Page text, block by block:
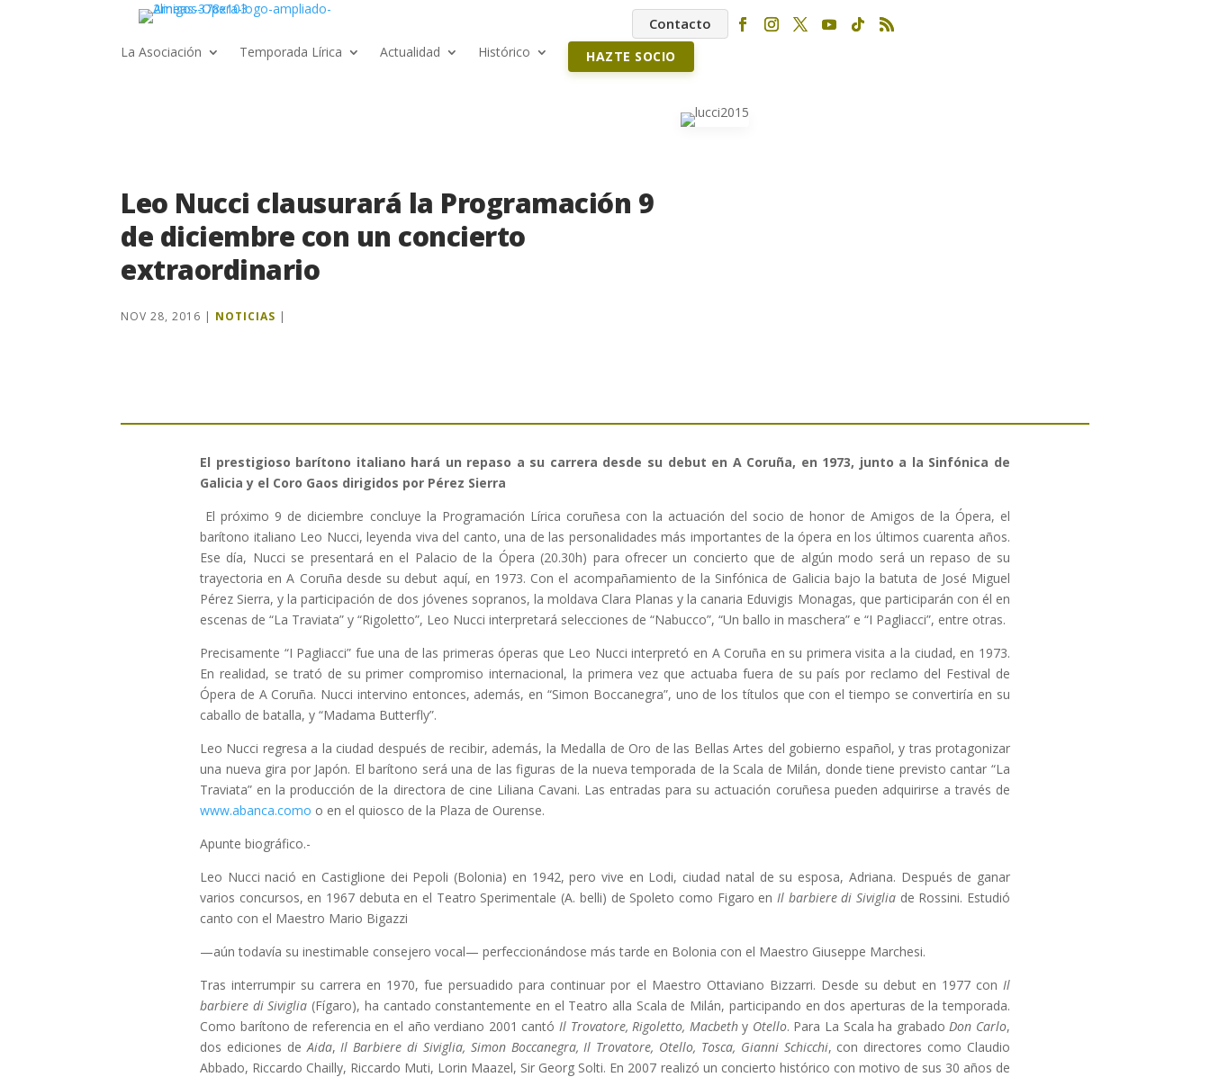
Contacto
La Asociación Temporada Lírica Actualidad Histórico HAZTE SOCIO
Leo Nucci clausurará la Programación 9
de diciembre con un concierto
extraordinario
NOV 28, 2016 | NOTICIAS |
El prestigioso barítono italiano hará un repaso a su carrera desde su debut en A Coruña, en 1973, junto a la Sinfónica de
Galicia y el Coro Gaos dirigidos por Pérez Sierra
El próximo 9 de diciembre concluye la Programación Lírica coruñesa con la actuación del socio de honor de Amigos de la Ópera, el
barítono italiano Leo Nucci, leyenda viva del canto, una de las personalidades más importantes de la ópera en los últimos cuarenta años.
Ese día, Nucci se presentará en el Palacio de la Ópera (20.30h) para ofrecer un concierto que de algún modo será un repaso de su
trayectoria en A Coruña desde su debut aquí, en 1973. Con el acompañamiento de la Sinfónica de Galicia bajo la batuta de José Miguel
Pérez Sierra, y la participación de dos jóvenes sopranos, la moldava Clara Planas y la canaria Eduvigis Monagas, que participarán con él en
escenas de “La Traviata” y “Rigoletto”, Leo Nucci interpretará selecciones de “Nabucco”, “Un ballo in maschera” e “I Pagliacci”, entre otras.
Precisamente “I Pagliacci” fue una de las primeras óperas que Leo Nucci interpretó en A Coruña en su primera visita a la ciudad, en 1973.
En realidad, se trató de su primer compromiso internacional, la primera vez que actuaba fuera de su país por reclamo del Festival de
Ópera de A Coruña. Nucci intervino entonces, además, en “Simon Boccanegra”, uno de los títulos que con el tiempo se convertiría en su
caballo de batalla, y “Madama Butterfly”.
Leo Nucci regresa a la ciudad después de recibir, además, la Medalla de Oro de las Bellas Artes del gobierno español, y tras protagonizar
una nueva gira por Japón. El barítono será una de las figuras de la nueva temporada de la Scala de Milán, donde tiene previsto cantar “La
Traviata” en la producción de la directora de cine Liliana Cavani. Las entradas para su actuación coruñesa pueden adquirirse a través de
www.abanca.como o en el quiosco de la Plaza de Ourense.
Apunte biográfico.-
Leo Nucci nació en Castiglione dei Pepoli (Bolonia) en 1942, pero vive en Lodi, ciudad natal de su esposa, Adriana. Después de ganar
varios concursos, en 1967 debuta en el Teatro Sperimentale (A. belli) de Spoleto como Figaro en Il barbiere di Siviglia de Rossini. Estudió
canto con el Maestro Mario Bigazzi
—aún todavía su inestimable consejero vocal— perfeccionándose más tarde en Bolonia con el Maestro Giuseppe Marchesi.
Tras interrumpir su carrera en 1970, fue persuadido para continuar por el Maestro Ottaviano Bizzarri. Desde su debut en 1977 con Il
barbiere di Siviglia (Fígaro), ha cantado constantemente en el Teatro alla Scala de Milán, participando en dos aperturas de la temporada.
Como barítono de referencia en el año verdiano 2001 cantó Il Trovatore, Rigoletto, Macbethy Otello. Para La Scala ha grabadoDon Carlo,
dos ediciones deAida,Il Barbiere di Siviglia, Simon Boccanegra, Il Trovatore, Otello, Tosca, Gianni Schicchi, con directores como Claudio
Abbado, Riccardo Chailly, Riccardo Muti, Lorin Maazel, Sir Georg Solti. En 2007 realizó un concierto histórico con motivo de sus 30 años de